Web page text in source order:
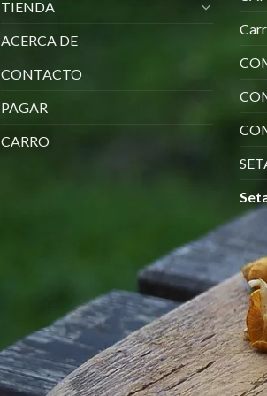
TIENDA
ACERCA DE
CONTACTO
PAGAR
CARRO